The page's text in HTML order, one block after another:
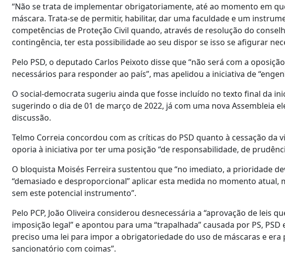
“Não se trata de implementar obrigatoriamente, até ao momento em
máscara. Trata-se de permitir, habilitar, dar uma faculdade e um
competências de Proteção Civil quando, através de resolução do
contingência, ter esta possibilidade ao seu dispor se isso se afigurar
Pelo PSD, o deputado Carlos Peixoto disse que “não será com a
necessários para responder ao país”, mas apelidou a iniciativa de
O social-democrata sugeriu ainda que fosse incluído no texto final da
sugerindo o dia de 01 de março de 2022, já com uma nova Assembleia
discussão.
Telmo Correia concordou com as críticas do PSD quanto à cessação da
oporia à iniciativa por ter uma posição “de responsabilidade, de
O bloquista Moisés Ferreira sustentou que “no imediato, a prioridade
“demasiado e desproporcional” aplicar esta medida no momento
sem este potencial instrumento”.
Pelo PCP, João Oliveira considerou desnecessária a “aprovação de leis
imposição legal” e apontou para uma “trapalhada” causada por PS,
preciso uma lei para impor a obrigatoriedade do uso de máscaras e era
sancionatório com coimas”.